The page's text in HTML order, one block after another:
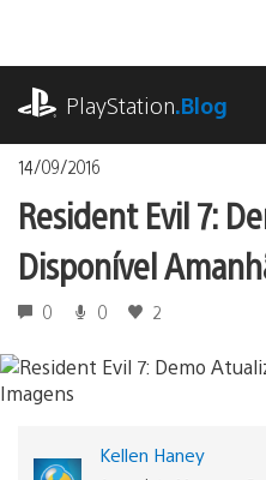
o
conteúdoPlayStation.Blog
14/09/2016
Resident Evil 7:
Disponível
0 0 2
Kellen Haney